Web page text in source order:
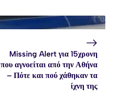
Missing Alert για 15χρονη
που αγνοείται από την Αθήνα
– Πότε και πού χάθηκαν τα
ίχνη της